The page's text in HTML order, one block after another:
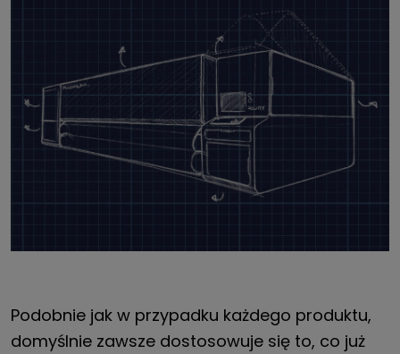
Podobnie jak w przypadku każdego produktu,
domyślnie zawsze dostosowuje się to, co już